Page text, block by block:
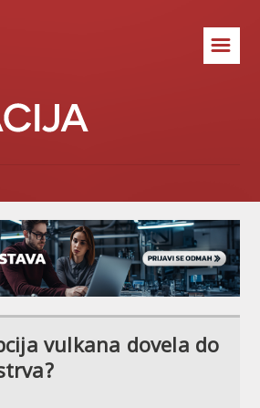
☰
vulkana dovela do